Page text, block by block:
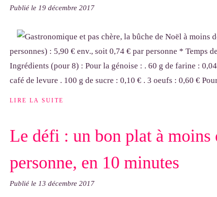
Publié le 19 décembre 2017
personnes) : 5,90 € env., soit 0,74 € par personne * Temps
Ingrédients (pour 8) : Pour la génoise : . 60 g de farine :
café de levure . 100 g de sucre : 0,10 € . 3 oeufs : 0,60 €
LIRE LA SUITE
Le défi : un bon plat à moins
personne, en 10 minutes
Publié le 13 décembre 2017